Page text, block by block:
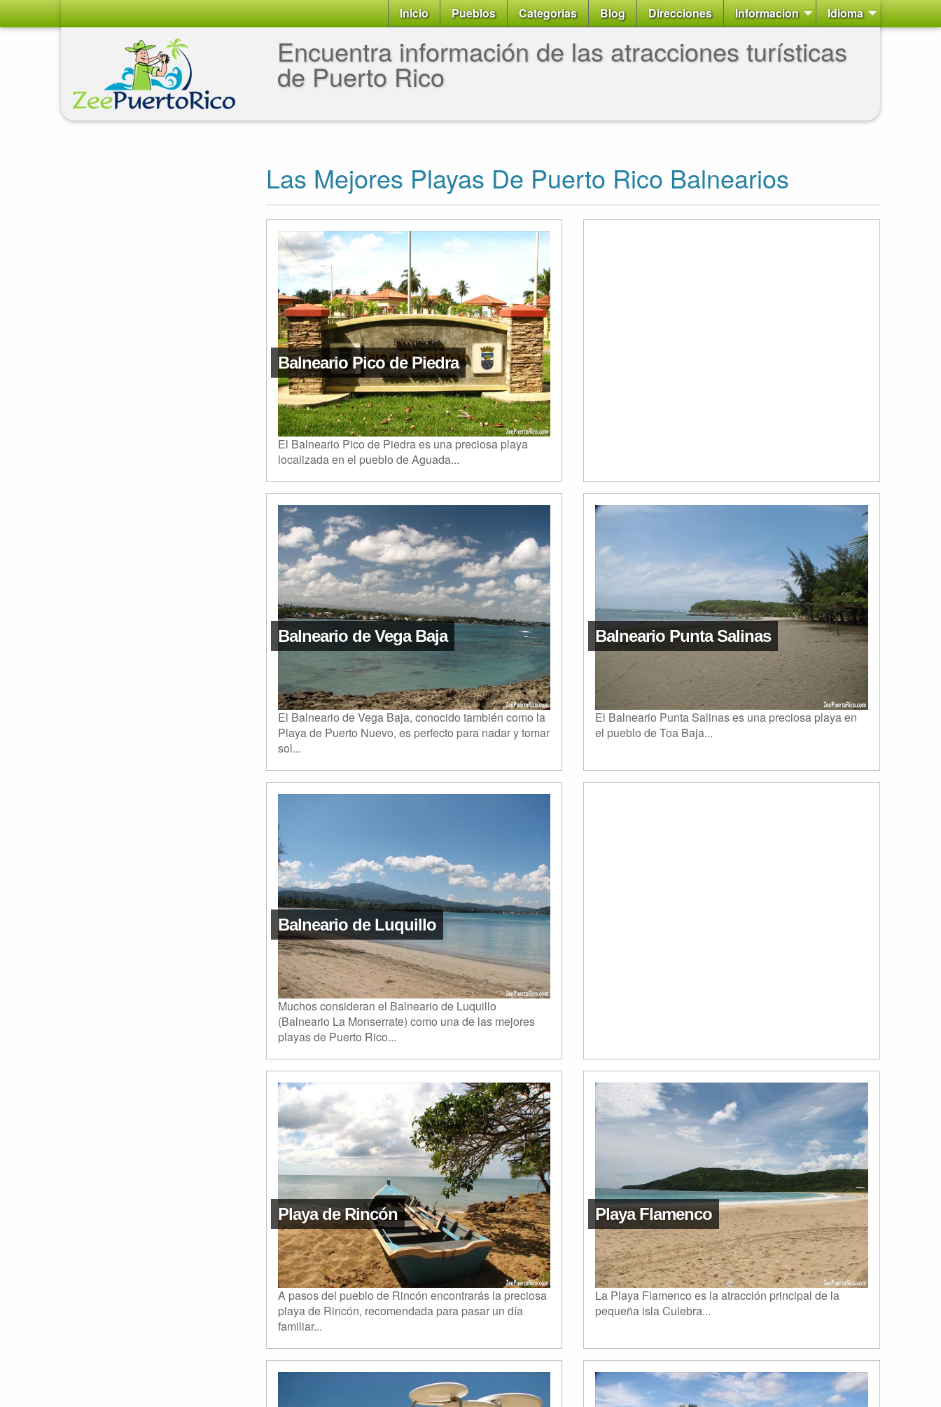
Inicio Pueblos Categorias Blog Direcciones Informacion Idioma
Encuentra información de las atracciones turísticas
de Puerto Rico
Las Mejores Playas De Puerto Rico Balnearios
Balneario Pico de Piedra
El Balneario Pico de Piedra es una preciosa playa
localizada en el pueblo de Aguada...
Balneario de Vega Baja
El Balneario de Vega Baja, conocido también como la
Playa de Puerto Nuevo, es perfecto para nadar y tomar
sol...
Balneario Punta Salinas
El Balneario Punta Salinas es una preciosa playa en
el pueblo de Toa Baja...
Balneario de Luquillo
Muchos consideran el Balneario de Luquillo
(Balneario La Monserrate) como una de las mejores
playas de Puerto Rico...
Playa de Rincón
A pasos del pueblo de Rincón encontrarás la preciosa
playa de Rincón, recomendada para pasar un día
familiar...
Playa Flamenco
La Playa Flamenco es la atracción principal de la
pequeña isla Culebra...